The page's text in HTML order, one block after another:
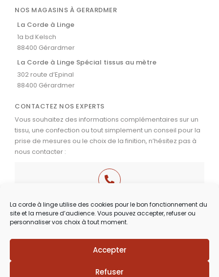
La corde à linge utilise des cookies pour le bon fonctionnement du
site et la mesure d’audience. Vous pouvez accepter, refuser ou
personnaliser vos choix à tout moment.
Accepter
Refuser
NOS MAGASINS À GERARDMER
La Corde à Linge
1a bd Kelsch
88400 Gérardmer
La Corde à Linge Spécial tissus au mètre
302 route d’Epinal
88400 Gérardmer
CONTACTEZ NOS EXPERTS
Vous souhaitez des informations complémentaires sur un
tissu, une confection ou tout simplement un conseil pour la
prise de mesures ou le choix de la finition, n’hésitez pas à
nous contacter :
03 29 60 49 17
Du Mardi au Samedi